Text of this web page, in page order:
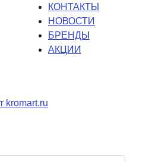
КОНТАКТЫ
НОВОСТИ
БРЕНДЫ
АКЦИИ